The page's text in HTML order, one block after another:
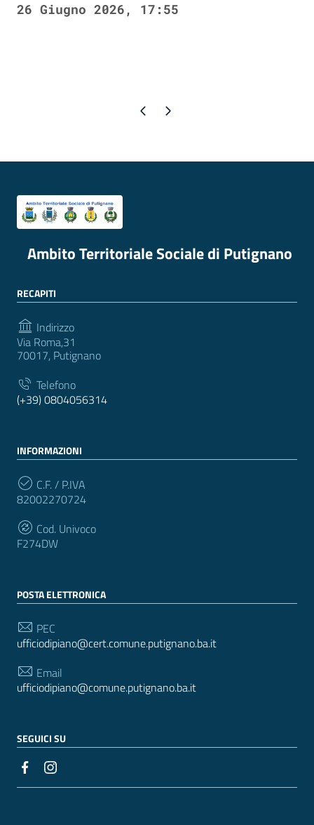
26 Giugno 2026, 17:55
Pagina precedente
Pagina successiva
Ambito Territoriale Sociale di Putignano
RECAPITI
Indirizzo
Via Roma,31
70017, Putignano
Telefono
(+39) 0804056314
INFORMAZIONI
C.F. / P.IVA
82002270724
Cod. Univoco
F274DW
POSTA ELETTRONICA
PEC
ufficiodipiano@cert.comune.putignano.ba.it
Email
ufficiodipiano@comune.putignano.ba.it
SEGUICI SU